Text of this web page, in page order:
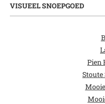
VISUEEL SNOEPGOED
Pien
Stoute